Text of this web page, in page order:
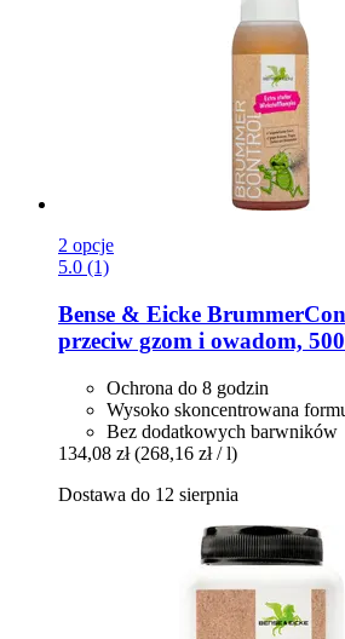
2 opcje
5.0 (1)
Bense & Eicke
przeciw gzom i owadom,
Ochrona do 8 godzin
Wysoko skoncentrowana
Bez dodatkowych barwników
134,08 zł (268,16 zł / l)
Dostawa do 12 sierpnia